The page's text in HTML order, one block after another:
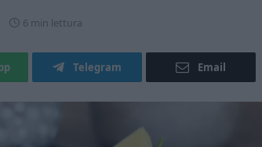
6 min lettura
Telegram Email